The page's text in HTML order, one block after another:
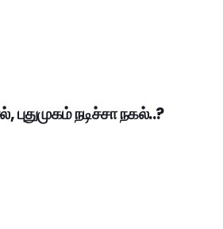
புதுமுகம் நடிச்சா நகல்..?